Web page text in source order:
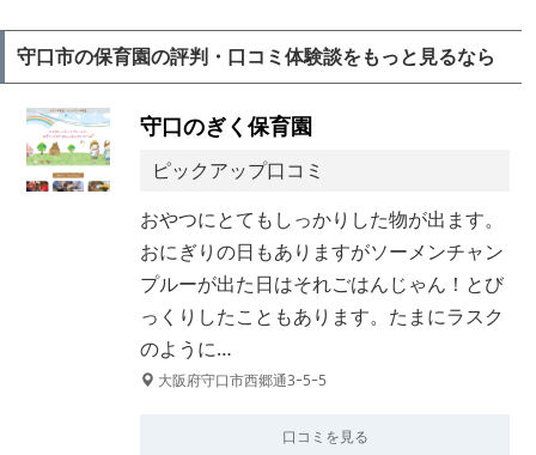
守口市の保育園の評判・口コミ体験談をもっと見るなら
守口のぎく保育園
ピックアップ口コミ
おやつにとてもしっかりした物が出ます。
おにぎりの日もありますがソーメンチャン
プルーが出た日はそれごはんじゃん！とび
っくりしたこともあります。たまにラスク
のように…
大阪府守口市西郷通3ｰ5ｰ5
口コミを見る